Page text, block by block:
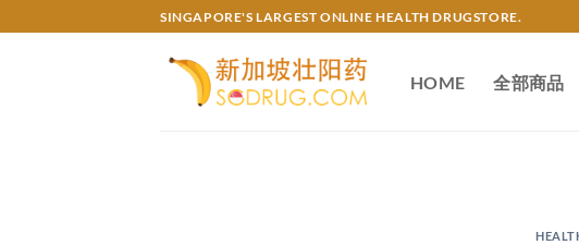
to
SINGAPORE'S LARGEST ONLINE HEALTH DRUGSTORE.
HOME 全部商品